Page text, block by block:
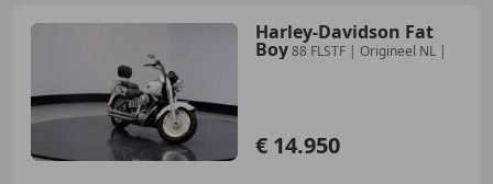
Harley-Davidson Fat
Boy88 FLSTF | Origineel NL |
€ 14.950